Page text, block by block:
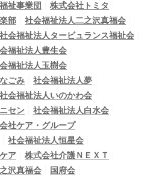
祉事業団
株式会社トミタ
部
社会福祉法人二之沢真福会
社会福祉法人タービュランス福祉会
福祉法人豊生会
福祉法人玉樹会
ごみ
社会福祉法人夢
社会福祉法人いのかわ会
セン
社会福祉法人白水会
社ケア・グループ
社会福祉法人恒星会
ア
株式会社介護ＮＥＸＴ
沢真福会
国府会